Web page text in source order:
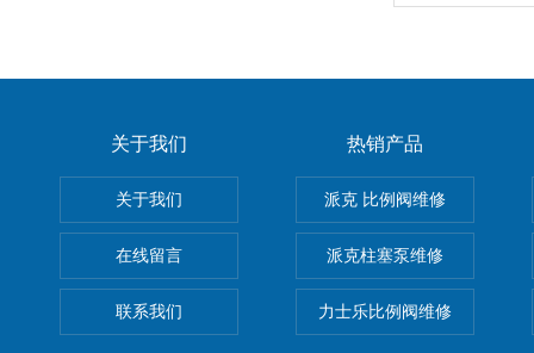
关于我们
关于我们
在线留言
联系我们
热销产品
派克 比例阀维修
派克柱塞泵维修
力士乐比例阀维修